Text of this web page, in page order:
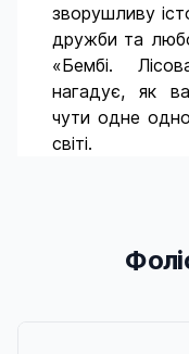
зворушливу
дружби та
«Бембі.
нагадує, як
чути одне
світі.